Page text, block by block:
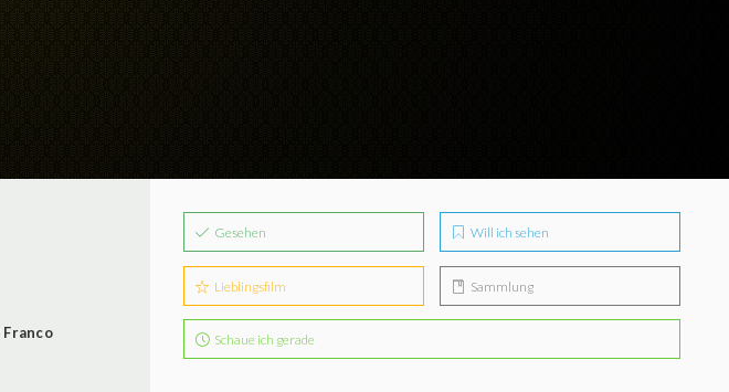
Franco
Gesehen Will ich sehen
Lieblingsfilm Sammlung
Schaue ich gerade